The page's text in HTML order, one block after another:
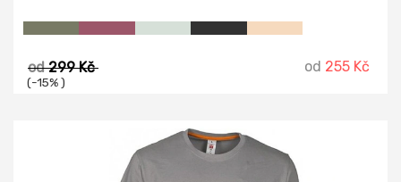
od299 Kč
(-15% )
od 255 Kč